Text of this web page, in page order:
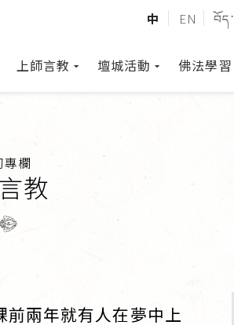
中 EN བོད་
上師言教 壇城活動 佛法學習
欄
教
兩年就有人在夢中上